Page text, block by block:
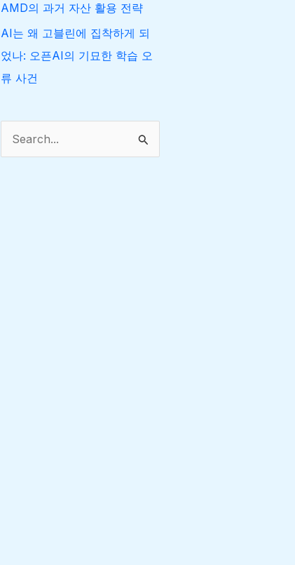
AMD의 과거 자산 활용 전략
AI는 왜 고블린에 집착하게 되
었나: 오픈AI의 기묘한 학습 오
류 사건